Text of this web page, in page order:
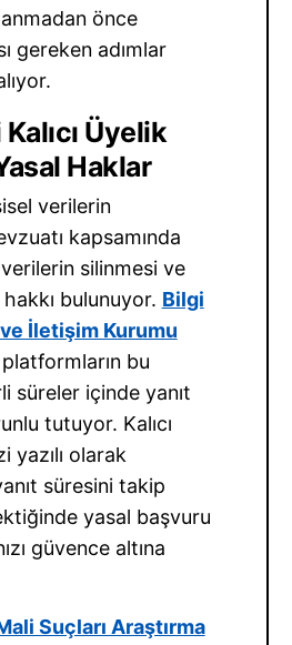
önce
gereken adımlar
Üyelik
Haklar
verilerin
kapsamında
silinmesi ve
bulunuyor. Bilgi
İletişim Kurumu
platformların bu
süreler içinde yanıt
tutuyor. Kalıcı
yazılı olarak
süresini takip
yasal başvuru
güvence altına
Suçları Araştırma